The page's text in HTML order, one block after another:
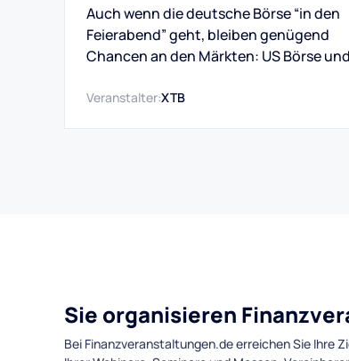
Auch wenn die deutsche Börse “in den
Feierabend” geht, bleiben genügend
Chancen an den Märkten: US Börse und
Rohstoffe und mehr. Auch das
Veranstalter:XTB
Sie organisieren
Bei Finanzveranstaltungen.de erreichen Sie Ihre